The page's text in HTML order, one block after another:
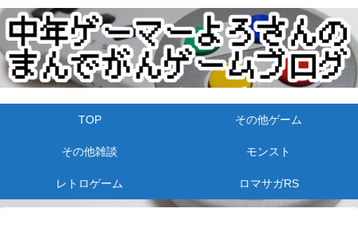
TOP その他ゲーム
その他雑談 モンスト
レトロゲーム ロマサガRS